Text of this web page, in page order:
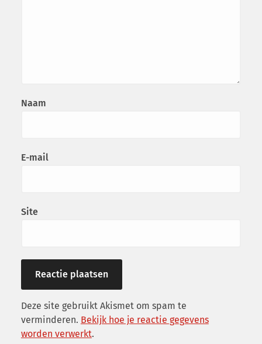
Naam
E-mail
Site
Deze site gebruikt Akismet om spam te
verminderen. Bekijk hoe je reactie gegevens
worden verwerkt.